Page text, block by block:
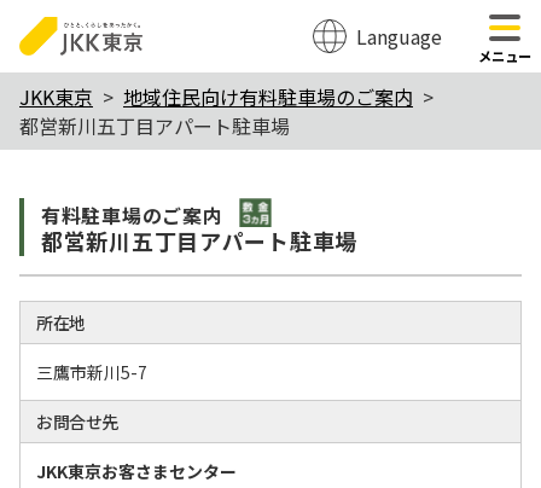
のページの本文へ移動
Language
メニュー
JKK東京
地域住民向け有料駐車場のご案内
都営新川五丁目アパート駐車場
有料駐⾞場のご案内 敷金3か月
都営新川五丁目アパート駐車場
所在地
三鷹市新川5-7
お問合せ先
JKK東京お客さまセンター